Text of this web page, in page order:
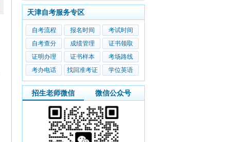
天津自考服务专区
自考流程 报名时间
考试时间
自考查分
成绩管理
证书领取
证明办理
证书样本
考场路线
考办电话
找回准考证 学位英语
招生老师微信 微信公众号